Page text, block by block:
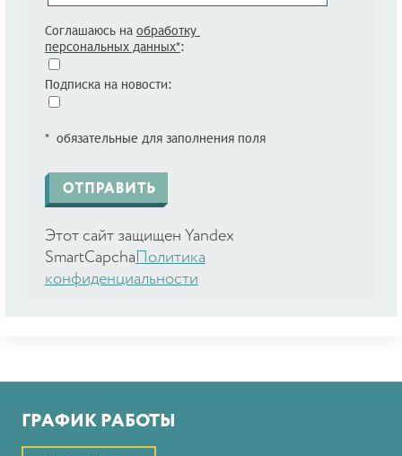
Соглашаюсь на обработку
персональных данных*:
Подписка на новости:
* обязательные для заполнения поля
Этот сайт защищен Yandex
SmartCapcha Политика
конфиденциальности
ГРАФИК РАБОТЫ